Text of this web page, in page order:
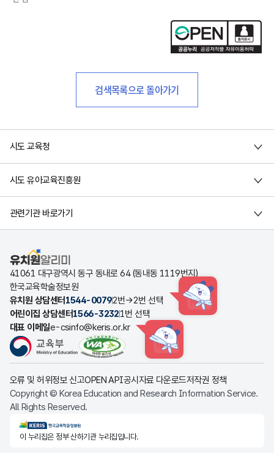
검색목록으로 돌아가기
시도 교육청
시도 유아교육진흥원
관련기관 바로가기
유치원알리미
41061 대구광역시 동구 동내로 64 (동내동 1119번지)
한국교육학술정보원
유치원 상담센터 1544-00792번→2번 선택 HINT
어린이집 상담센터1566-32321번 선택
대표 이메일e-csinfo@keris.or.kr
HINT
오류 및 허위정보 신고OPEN API공시자료 다운로드저작권 정책
Copyright © Korea Education and Research Information Service.
All Rights Reserved.
KERIS한국교육학술정보원
이 누리집은 정부 산하기관 누리집입니다.